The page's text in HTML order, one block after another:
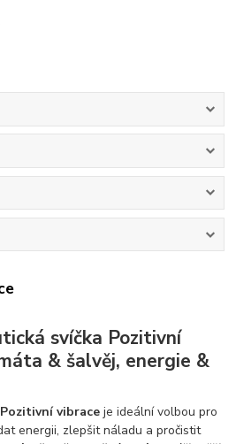
svíčka Pozitivní
& šalvěj, energie &
Pozitivní vibrace je ideální volbou pro
energii, zlepšit náladu a pročistit